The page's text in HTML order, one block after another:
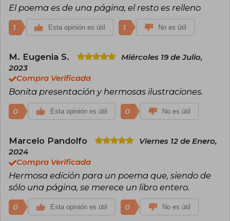
El poema es de una página, el resto es relleno
1 Esta opinión es útil 1 No es útil
M. Eugenia S.
Miércoles 19 de Julio,
2023
Compra Verificada
Bonita presentación y hermosas ilustraciones.
0 Esta opinión es útil 0 No es útil
Marcelo Pandolfo
Viernes 12 de Enero,
2024
Compra Verificada
Hermosa edición para un poema que, siendo de
sólo una página, se merece un libro entero.
0 Esta opinión es útil 0 No es útil